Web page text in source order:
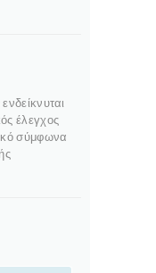
ενδείκνυται
έλεγχος
σύμφωνα